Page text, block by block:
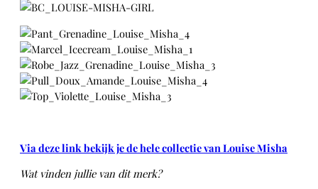
Via deze link bekijk je de hele collectie van Louise Misha
Wat vinden jullie van dit merk?